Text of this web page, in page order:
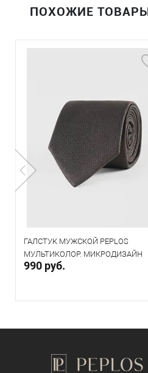
ПОХОЖИЕ
ГАЛСТУК МУЖСКОЙ PEPLOS
МУЛЬТИКОЛОР. МИКРОДИЗАЙН
(400/346)
990 руб.
Направить запрос
Под заказ